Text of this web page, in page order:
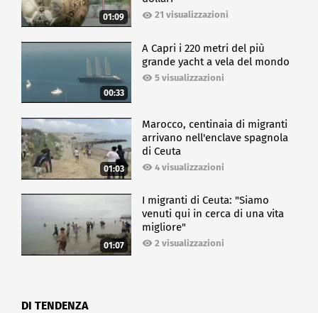
01:09 21 visualizzazioni
00:33
A Capri i 220 metri del più
grande yacht a vela del mondo
5 visualizzazioni
01:03
Marocco, centinaia di migranti
arrivano nell'enclave spagnola
di Ceuta
4 visualizzazioni
01:07
I migranti di Ceuta: "Siamo
venuti qui in cerca di una vita
migliore"
2 visualizzazioni
DI TENDENZA